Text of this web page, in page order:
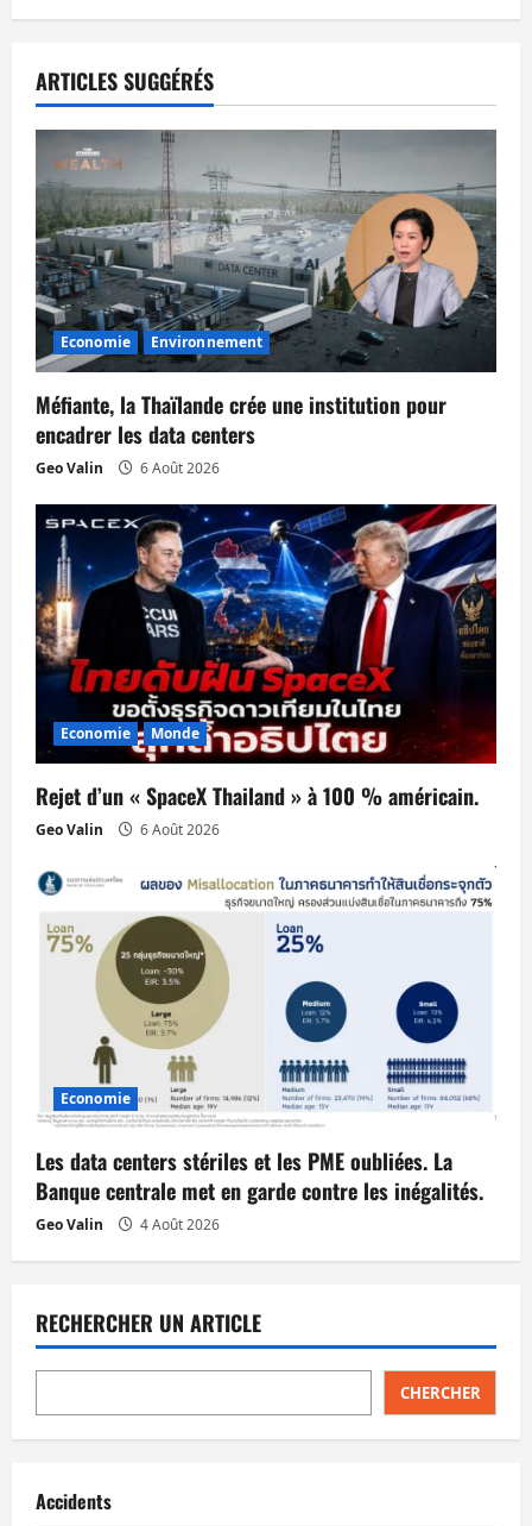
g
a
t
i
o
n
d
’
a
r
t
i
c
l
ARTICLES SUGGÉRÉS
Economie Environnement
Méfiante, la Thaïlande crée une institution pour
encadrer les data centers
Geo Valin 6 Août 2026
Economie Monde
Rejet d’un « SpaceX Thailand » à 100 % américain.
Geo Valin 6 Août 2026
Economie
Les data centers stériles et les PME oubliées. La
Banque centrale met en garde contre les inégalités.
Geo Valin 4 Août 2026
RECHERCHER UN ARTICLE
CHERCHER
Accidents